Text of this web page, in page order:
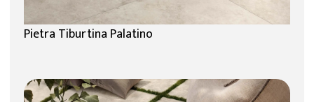
Pietra Tiburtina Palatino